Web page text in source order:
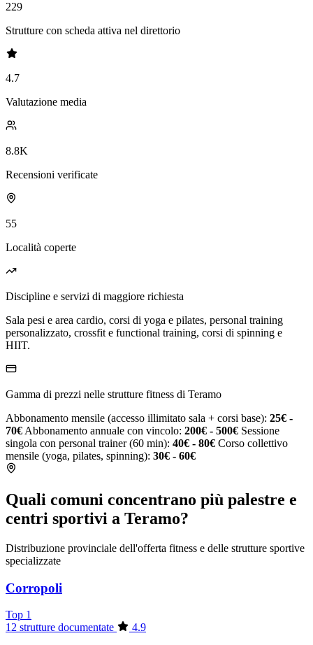
229
Strutture con scheda attiva nel direttorio
4.7
Valutazione media
8.8K
Recensioni verificate
55
Località coperte
Discipline e servizi di maggiore richiesta
Sala pesi e area cardio, corsi di yoga e pilates, personal training
personalizzato, crossfit e functional training, corsi di spinning e
HIIT.
Gamma di prezzi nelle strutture fitness di Teramo
Abbonamento mensile (accesso illimitato sala + corsi base): 25€ -
70€ Abbonamento annuale con vincolo: 200€ - 500€ Sessione
singola con personal trainer (60 min): 40€ - 80€ Corso collettivo
mensile (yoga, pilates, spinning): 30€ - 60€
Quali comuni concentrano più palestre e
centri sportivi a Teramo?
Distribuzione provinciale dell'offerta fitness e delle strutture sportive
specializzate
Corropoli
Top 1
12 strutture documentate
4.9